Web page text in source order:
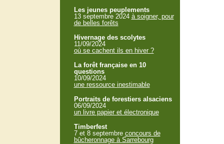
Les jeunes peuplements
13 septembre 2024 à soigner, pour
de belles forêts
Hivernage des scolytes
11/09/2024
où se cachent ils en hiver ?
La forêt française en 10
questions
10/09/2024
une ressource inestimable
Portraits de forestiers alsaciens
06/09/2024
un livre papier et électronique
Timberfest
7 et 8 septembre concours de
bûcheronnage à Sarrebourg